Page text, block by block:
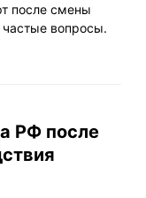
после смены
вопросы.
РФ после